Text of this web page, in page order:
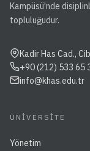
Kampüsü'nde
topluluğudur.
Kadir Has Cad.,
+90 (212) 533 65
info@khas.edu.tr
ÜNIVERSITE
Yönetim